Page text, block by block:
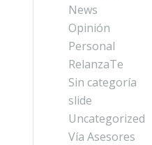
News
Opinión
Personal
RelanzaTe
Sin categoría
slide
Uncategorized
Vía Asesores